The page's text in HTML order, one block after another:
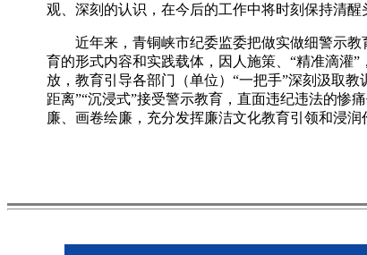
观、深刻的认识，在今后的工作中将时刻保持清
近年来，青铜峡市纪委监委把做实做细警示教
育的形式内容和实践载体，因人施策、“精准滴灌
放，教育引导各部门（单位）“一把手”深刻汲取
距离”“沉浸式”接受警示教育，直面违纪违法的惨
廉、画卷绘廉，充分发挥廉洁文化教育引领和浸